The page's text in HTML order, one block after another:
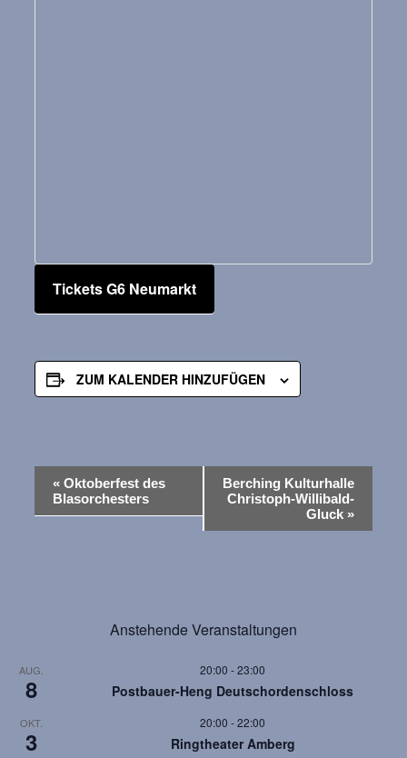
Tickets G6 Neumarkt
ZUM KALENDER HINZUFÜGEN
e
t
l
«Oktoberfest des
Blasorchesters
Berching Kulturhalle
Christoph-Willibald-
Gluck »
Anstehende Veranstaltungen
AUG.
8
20:00 -23:00
Postbauer-Heng Deutschordenschloss
OKT.
3
20:00 -22:00
Ringtheater Amberg